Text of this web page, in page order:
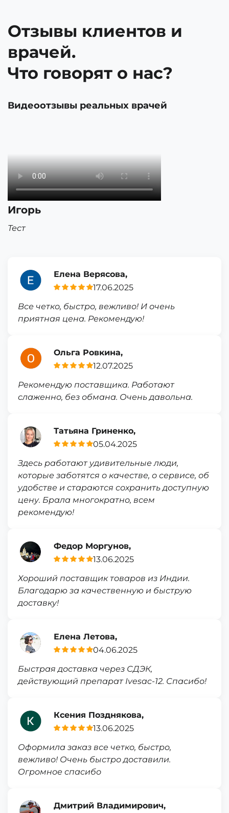
Отзывы клиентов и
врачей.
Что говорят о нас?
Видеоотзывы реальных врачей
Игорь
Тест
Елена Верясова,
17.06.2025
Все четко, быстро, вежливо! И очень
приятная цена. Рекомендую!
Ольга Ровкина,
12.07.2025
Рекомендую поставщика. Работают
слаженно, без обмана. Очень давольна.
Татьяна Гриненко,
05.04.2025
Здесь работают удивительные люди,
которые заботятся о качестве, о сервисе, об
удобстве и стараются сохранить доступную
цену. Брала многократно, всем
рекомендую!
Федор Моргунов,
13.06.2025
Хороший поставщик товаров из Индии.
Благодарю за качественную и быструю
доставку!
Елена Летова,
04.06.2025
Быстрая доставка через СДЭК,
действующий препарат Ivesac-12. Спасибо!
Ксения Позднякова,
13.06.2025
Оформила заказ все четко, быстро,
вежливо! Очень быстро доставили.
Огромное спасибо
Дмитрий Владимирович,